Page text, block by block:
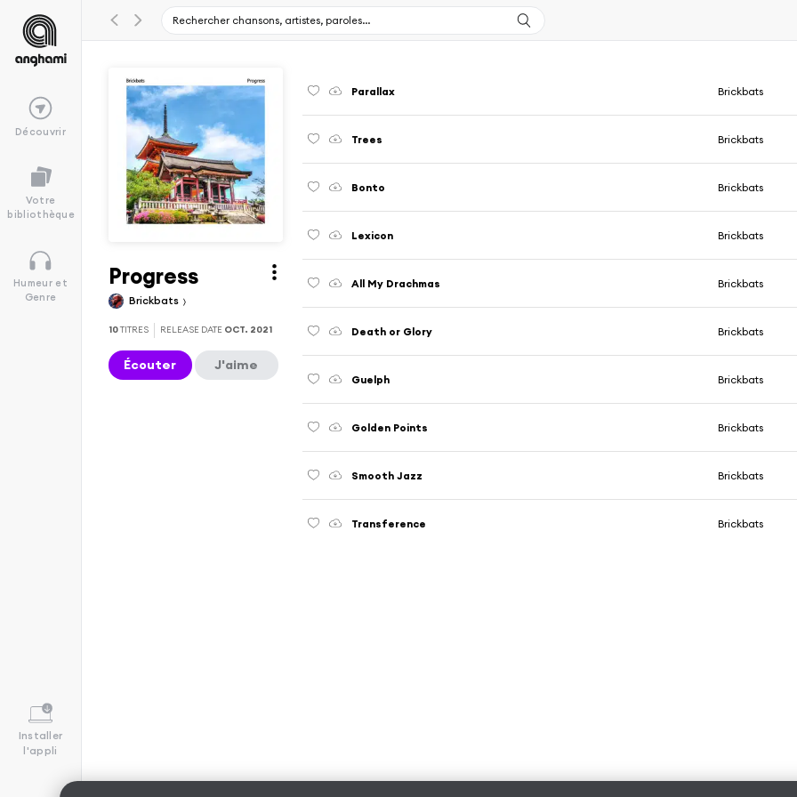
Découvrir
Votre
bibliothèque
Humeur et
Genre
Installer
l'appli
Progress
Brickbats
10TITRES RELEASE DATE OCT. 2021
Écouter J'aime
Parallax Brickbats
Trees Brickbats
Bonto Brickbats
Lexicon Brickbats
All My Drachmas Brickbats
Death or Glory Brickbats
Guelph Brickbats
Golden Points Brickbats
Smooth Jazz Brickbats
Transference Brickbats